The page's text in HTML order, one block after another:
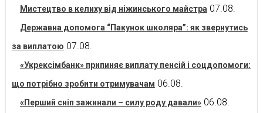
Мистецтво в келиху від ніжинського майстра 07.08.
Державна допомога “Пакунок школяра”: як звернутись
за виплатою 07.08.
«Укрексімбанк» припиняє виплату пенсій і соцдопомоги:
що потрібно зробити отримувачам 06.08.
«Перший сніп зажинали – силу роду давали» 06.08.